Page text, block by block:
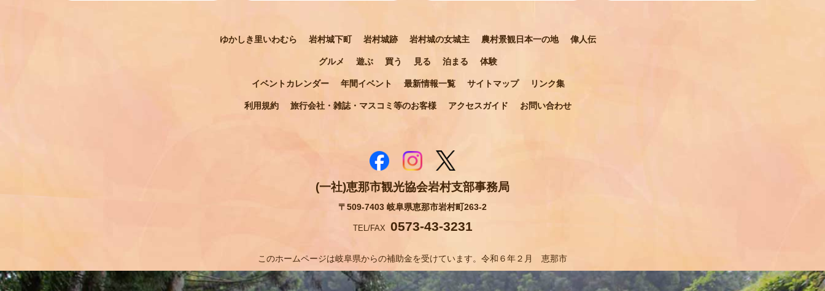
ゆかしき里いわむら 岩村城下町 岩村城跡 岩村城の女城主 農村景観日本一の地 偉人伝
グルメ 遊ぶ 買う 見る 泊まる 体験
イベントカレンダー 年間イベント 最新情報一覧 サイトマップ リンク集
利用規約 旅行会社・雑誌・マスコミ等のお客様 アクセスガイド お問い合わせ
(一社)恵那市観光協会岩村支部事務局
〒509-7403 岐阜県恵那市岩村町263-2
TEL/FAX 0573-43-3231
このホームページは岐阜県からの補助金を受けています。令和６年２月 恵那市